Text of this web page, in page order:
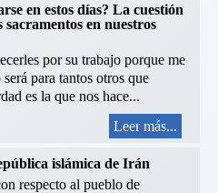
en estos días? La cuestión
en nuestros
por su trabajo porque me
para tantos otros que
es la que nos hace...
Leer más...
islámica de Irán
respecto al pueblo de